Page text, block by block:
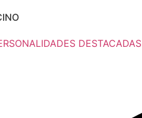
DESTACADAS